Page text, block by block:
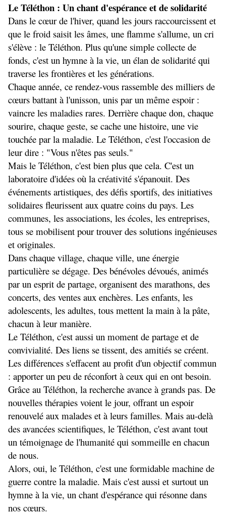
Le Téléthon : Un chant d'espérance et de solidarité
Dans le cœur de l'hiver, quand les jours raccourcissent et
que le froid saisit les âmes, une flamme s'allume, un cri
s'élève : le Téléthon. Plus qu'une simple collecte de
fonds, c'est un hymne à la vie, un élan de solidarité qui
traverse les frontières et les générations.
Chaque année, ce rendez-vous rassemble des milliers de
cœurs battant à l'unisson, unis par un même espoir :
vaincre les maladies rares. Derrière chaque don, chaque
sourire, chaque geste, se cache une histoire, une vie
touchée par la maladie. Le Téléthon, c'est l'occasion de
leur dire : "Vous n'êtes pas seuls."
Mais le Téléthon, c'est bien plus que cela. C'est un
laboratoire d'idées où la créativité s'épanouit. Des
événements artistiques, des défis sportifs, des initiatives
solidaires fleurissent aux quatre coins du pays. Les
communes, les associations, les écoles, les entreprises,
tous se mobilisent pour trouver des solutions ingénieuses
et originales.
Dans chaque village, chaque ville, une énergie
particulière se dégage. Des bénévoles dévoués, animés
par un esprit de partage, organisent des marathons, des
concerts, des ventes aux enchères. Les enfants, les
adolescents, les adultes, tous mettent la main à la pâte,
chacun à leur manière.
Le Téléthon, c'est aussi un moment de partage et de
convivialité. Des liens se tissent, des amitiés se créent.
Les différences s'effacent au profit d'un objectif commun
: apporter un peu de réconfort à ceux qui en ont besoin.
Grâce au Téléthon, la recherche avance à grands pas. De
nouvelles thérapies voient le jour, offrant un espoir
renouvelé aux malades et à leurs familles. Mais au-delà
des avancées scientifiques, le Téléthon, c'est avant tout
un témoignage de l'humanité qui sommeille en chacun
de nous.
Alors, oui, le Téléthon, c'est une formidable machine de
guerre contre la maladie. Mais c'est aussi et surtout un
hymne à la vie, un chant d'espérance qui résonne dans
nos cœurs.